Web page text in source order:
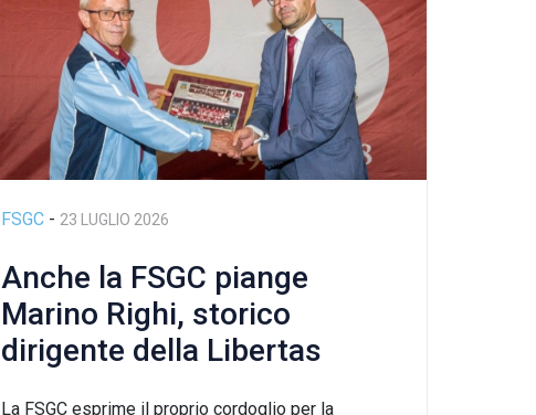
FSGC - 23 LUGLIO 2026
Anche la FSGC piange
Marino Righi, storico
dirigente della Libertas
La FSGC esprime il proprio cordoglio per la